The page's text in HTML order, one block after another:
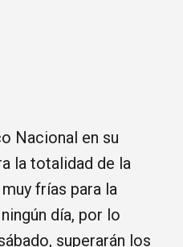
Nacional en su
la totalidad de la
frías para la
día, por lo
superarán los